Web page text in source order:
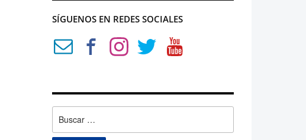
SÍGUENOS EN REDES SOCIALES